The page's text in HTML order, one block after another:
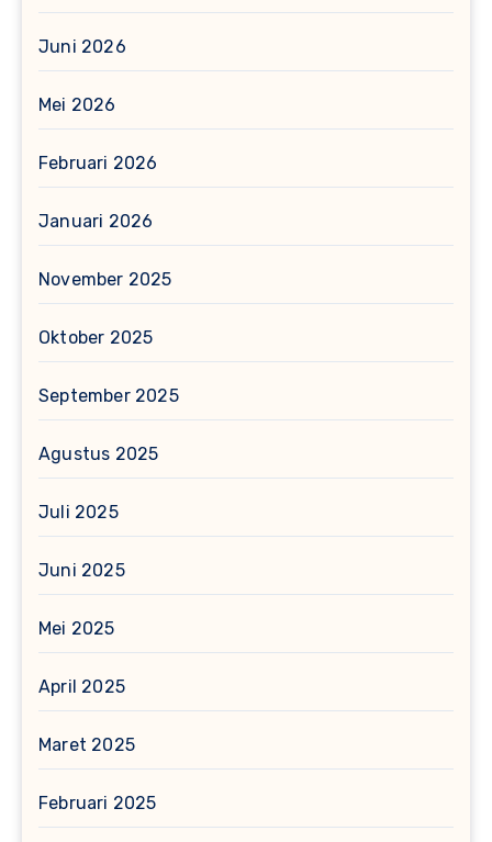
Juni 2026
Mei 2026
Februari 2026
Januari 2026
November 2025
Oktober 2025
September 2025
Agustus 2025
Juli 2025
Juni 2025
Mei 2025
April 2025
Maret 2025
Februari 2025